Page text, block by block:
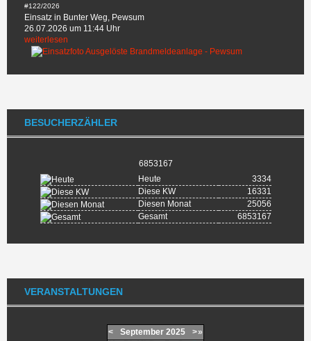
#122/2026
Einsatz in Bunter Weg, Pewsum
26.07.2026 um 11:44 Uhr
weiterlesen
BESUCHERZÄHLER
6853167
Heute
3334
Diese KW
16331
Diesen Monat
25056
Gesamt
6853167
VERANSTALTUNGEN
< September 2025 >»